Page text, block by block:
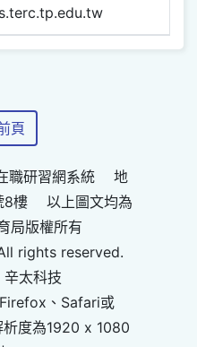
頁
職研習網系統 地
8樓 以上圖文均為
局版權所有
rights reserved.
太科技
、Safari或
度為1920 x 1080